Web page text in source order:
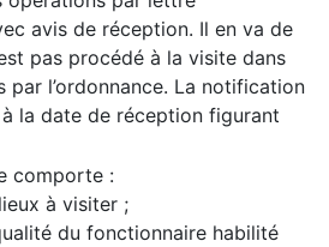
avis de réception. Il en va de
pas procédé à la visite dans
par l’ordonnance. La notification
la date de réception figurant
comporte :
à visiter ;
du fonctionnaire habilité